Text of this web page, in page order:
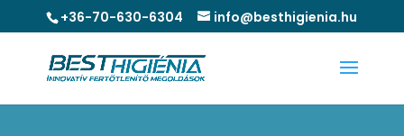
+36-70-630-6304 info@besthigienia.hu